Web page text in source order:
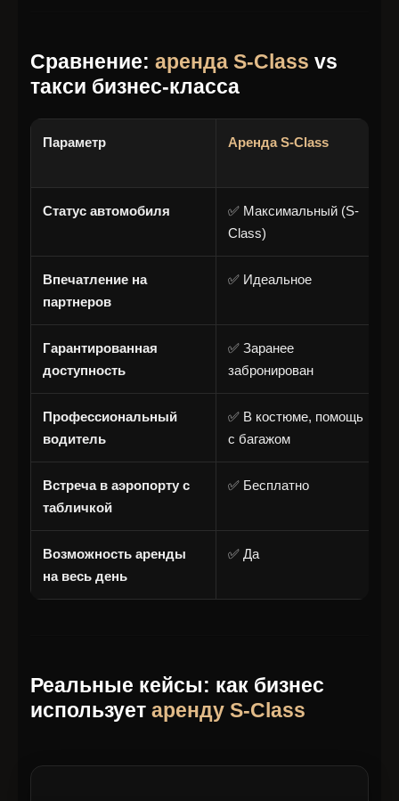
Сравнение: аренда S-Class vs
такси бизнес-класса
Параметр Аренда S-Class
Статус автомобиля
✅ Максимальный (S-
Class)
Впечатление на
партнеров
✅ Идеальное
Гарантированная
доступность
✅ Заранее
забронирован
Профессиональный
водитель
✅ В костюме, помощь
с багажом
Встреча в аэропорту с
табличкой
✅ Бесплатно
Возможность аренды
на весь день
✅ Да
Реальные кейсы: как бизнес
использует аренду S-Class